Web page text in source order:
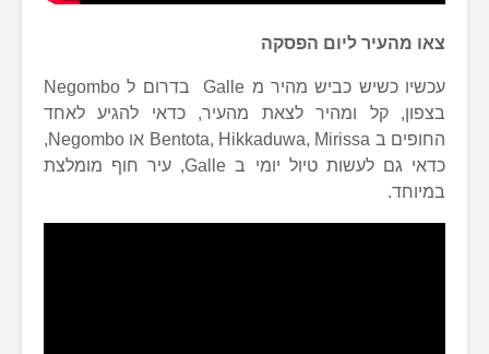
צאו מהעיר ליום הפסקה
עכשיו כשיש כביש מהיר מ Galle בדרום ל Negombo
בצפון, קל ומהיר לצאת מהעיר, כדאי להגיע לאחד
החופים ב Bentota, Hikkaduwa, Mirissa או Negombo,
כדאי גם לעשות טיול יומי ב Galle, עיר חוף מומלצת
במיוחד.